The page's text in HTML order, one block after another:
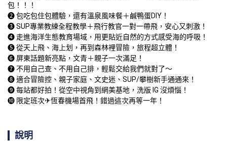
包！！！
➋ 包吃包住包體驗，還有溫泉風味餐＋鹹鴨蛋DIY！
➌ SUP專業教練全程教學＋飛行教官一對一帶飛，安心又刺激！
➍ 走進海洋生態教育場域，用更貼近自然的方式感受海的呼吸！
➎ 從天上飛、海上划，再到森林裡冒險，旅程超立體！
➏ 屏東話題新亮點，文青＋親子一次滿足！
➐ 不用自己查、不用自己排，輕鬆交給我們就對了～
➑ 適合冒險控、親子家庭、文史迷、SUP/攀樹新手通通來！
➒ 每站都好拍！從空中視角到網美基地，洗版 IG 沒煩惱！
➓ 限定班次✈恆春機場首飛！錯過這次再等一年！
說明